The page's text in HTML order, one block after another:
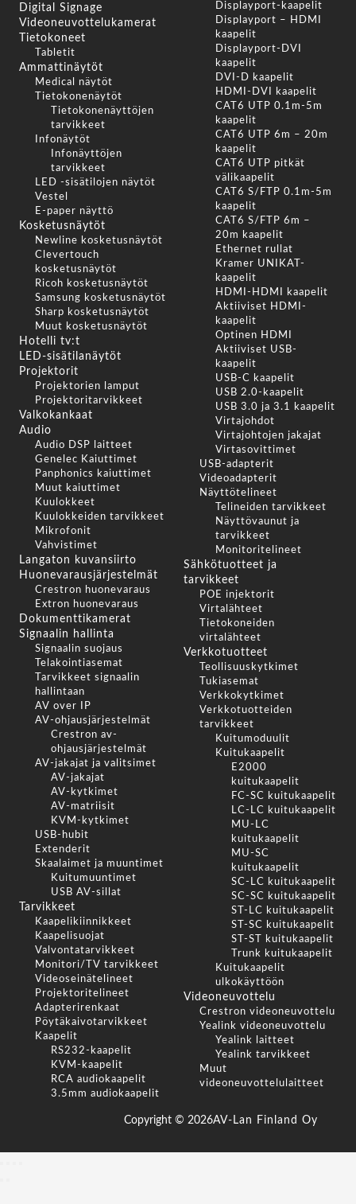
Digital Signage
Videoneuvottelukamerat
Tietokoneet
Tabletit
Ammattinäytöt
Medical näytöt
Tietokonenäytöt
Tietokonenäyttöjen
tarvikkeet
Infonäytöt
Infonäyttöjen
tarvikkeet
LED -sisätilojen näytöt
Vestel
E-paper näyttö
Kosketusnäytöt
Newline kosketusnäytöt
Clevertouch
kosketusnäytöt
Ricoh kosketusnäytöt
Samsung kosketusnäytöt
Sharp kosketusnäytöt
Muut kosketusnäytöt
Hotelli tv:t
LED-sisätilanäytöt
Projektorit
Projektorien lamput
Projektoritarvikkeet
Valkokankaat
Audio
Audio DSP laitteet
Genelec Kaiuttimet
Panphonics kaiuttimet
Muut kaiuttimet
Kuulokkeet
Kuulokkeiden tarvikkeet
Mikrofonit
Vahvistimet
Langaton kuvansiirto
Huonevarausjärjestelmät
Crestron huonevaraus
Extron huonevaraus
Dokumenttikamerat
Signaalin hallinta
Signaalin suojaus
Telakointiasemat
Tarvikkeet signaalin
hallintaan
AV over IP
AV-ohjausjärjestelmät
Crestron av-
ohjausjärjestelmät
AV-jakajat ja valitsimet
AV-jakajat
AV-kytkimet
AV-matriisit
KVM-kytkimet
USB-hubit
Extenderit
Skaalaimet ja muuntimet
Kuitumuuntimet
USB AV-sillat
Tarvikkeet
Kaapelikiinnikkeet
Kaapelisuojat
Valvontatarvikkeet
Monitori/TV tarvikkeet
Videoseinätelineet
Projektoritelineet
Adapterirenkaat
Pöytäkaivotarvikkeet
Kaapelit
RS232-kaapelit
KVM-kaapelit
RCA audiokaapelit
3.5mm audiokaapelit
Displayport-kaapelit
Displayport – HDMI
kaapelit
Displayport-DVI
kaapelit
DVI-D kaapelit
HDMI-DVI kaapelit
CAT6 UTP 0.1m-5m
kaapelit
CAT6 UTP 6m – 20m
kaapelit
CAT6 UTP pitkät
välikaapelit
CAT6 S/FTP 0.1m-5m
kaapelit
CAT6 S/FTP 6m –
20m kaapelit
Ethernet rullat
Kramer UNIKAT-
kaapelit
HDMI-HDMI kaapelit
Aktiiviset HDMI-
kaapelit
Optinen HDMI
Aktiiviset USB-
kaapelit
USB-C kaapelit
USB 2.0-kaapelit
USB 3.0 ja 3.1 kaapelit
Virtajohdot
Virtajohtojen jakajat
Virtasovittimet
USB-adapterit
Videoadapterit
Näyttötelineet
Telineiden tarvikkeet
Näyttövaunut ja
tarvikkeet
Monitoritelineet
Sähkötuotteet ja
tarvikkeet
POE injektorit
Virtalähteet
Tietokoneiden
virtalähteet
Verkkotuotteet
Teollisuuskytkimet
Tukiasemat
Verkkokytkimet
Verkkotuotteiden
tarvikkeet
Kuitumoduulit
Kuitukaapelit
E2000
kuitukaapelit
FC-SC kuitukaapelit
LC-LC kuitukaapelit
MU-LC
kuitukaapelit
MU-SC
kuitukaapelit
SC-LC kuitukaapelit
SC-SC kuitukaapelit
ST-LC kuitukaapelit
ST-SC kuitukaapelit
ST-ST kuitukaapelit
Trunk kuitukaapelit
Kuitukaapelit
ulkokäyttöön
Videoneuvottelu
Crestron videoneuvottelu
Yealink videoneuvottelu
Yealink laitteet
Yealink tarvikkeet
Muut
videoneuvottelulaitteet
Copyright © 2026AV-Lan Finland Oy